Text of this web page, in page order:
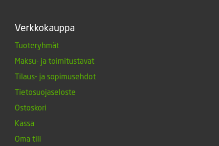
Verkkokauppa
Tuoteryhmät
Maksu- ja toimitustavat
Tilaus- ja sopimusehdot
Tietosuojaseloste
Ostoskori
Kassa
Oma tili